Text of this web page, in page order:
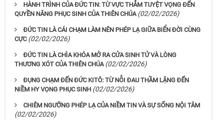
HÀNH TRÌNH CỦA ĐỨC TIN: TỪ VỰC THẲM TUYỆT VỌNG ĐẾN
QUYỀN NĂNG PHỤC SINH CỦA THIÊN CHÚA (02/02/2026)
ĐỨC TIN LÀ CÁI CHẠM LÀM NÊN PHÉP LẠ GIỮA BIỂN ĐỜI CÙNG
CỰC (02/02/2026)
ĐỨC TIN LÀ CHÌA KHÓA MỞ RA CỬA SINH TỬ VÀ LÒNG
THƯƠNG XÓT CỦA THIÊN CHÚA (02/02/2026)
ĐỤNG CHẠM ĐẾN ĐỨC KITÔ: TỪ NỖI ĐAU THẦM LẶNG ĐẾN
NIỀM HY VỌNG PHỤC SINH (02/02/2026)
CHIÊM NGƯỠNG PHÉP LẠ CỦA NIỀM TIN VÀ SỰ SỐNG NỘI TÂM
(02/02/2026)